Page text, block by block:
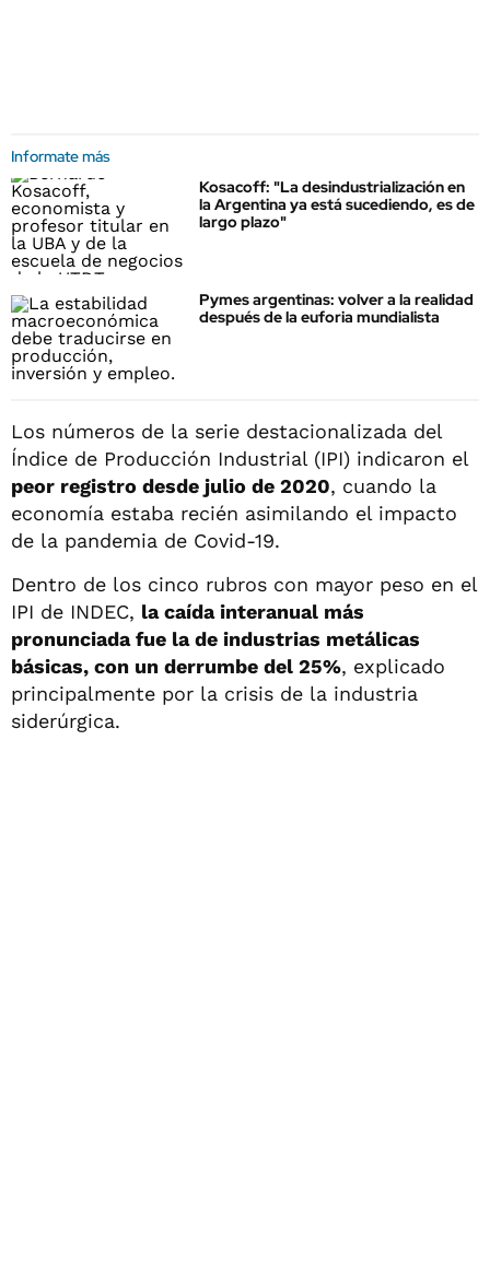
Informate más
Kosacoff: "La desindustrialización en
la Argentina ya está sucediendo, es de
largo plazo"
Pymes argentinas: volver a la realidad
después de la euforia mundialista
Los números de la serie destacionalizada del
Índice de Producción Industrial (IPI) indicaron el
peor registro desde julio de 2020, cuando la
economía estaba recién asimilando el impacto
de la pandemia de Covid-19.
Dentro de los cinco rubros con mayor peso en el
IPI de INDEC, la caída interanual más
pronunciada fue la de industrias metálicas
básicas, con un derrumbe del 25%, explicado
principalmente por la crisis de la industria
siderúrgica.